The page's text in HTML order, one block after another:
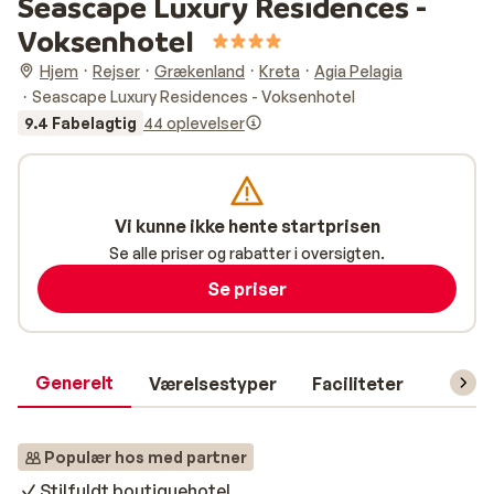
Voksenhotel
Hjem Rejser Grækenland Kreta
Agia Pelagia
Seascape Luxury Residences - Voksenhotel
9.4 Fabelagtig 44 oplevelser
Generelt Værelsestyper Faciliteter
Populær hos med partner
Vi kunne ikke hente startprisen
Se alle priser og rabatter i oversigten.
Se priser